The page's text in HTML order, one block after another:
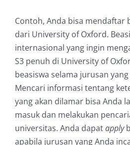
Contoh, Anda bisa mendaftar
dari University of Oxford.
internasional yang ingin
S3 penuh di University of
beasiswa selama jurusan
Mencari informasi tentang
yang akan dilamar bisa Anda
masuk dan melakukan
universitas. Anda dapatapply
apabila jurusan yang Anda